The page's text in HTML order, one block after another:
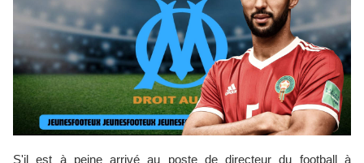
S'il est à peine arrivé au poste de directeur du football à